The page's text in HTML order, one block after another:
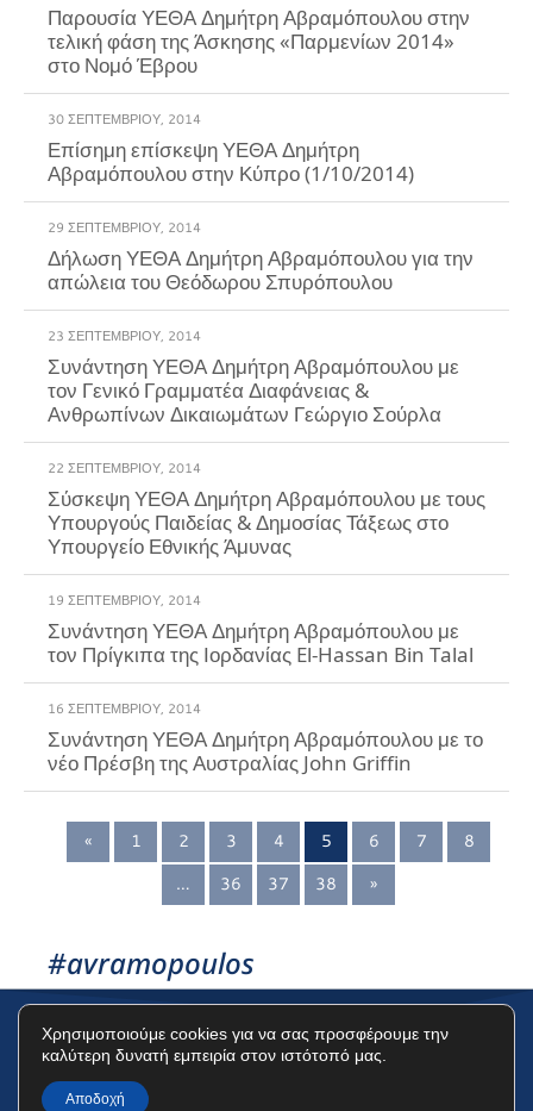
Παρουσία ΥΕΘΑ Δημήτρη Αβραμόπουλου στην
τελική φάση της Άσκησης «Παρμενίων 2014»
στο Νομό Έβρου
30 ΣΕΠΤΕΜΒΡΊΟΥ, 2014
Επίσημη επίσκεψη ΥΕΘΑ Δημήτρη
Αβραμόπουλου στην Κύπρο (1/10/2014)
29 ΣΕΠΤΕΜΒΡΊΟΥ, 2014
Δήλωση ΥΕΘΑ Δημήτρη Αβραμόπουλου για την
23 ΣΕΠΤΕΜΒΡΊΟΥ, 2014
Συνάντηση ΥΕΘΑ Δημήτρη Αβραμόπουλου με
τον Γενικό Γραμματέα Διαφάνειας &
Ανθρωπίνων Δικαιωμάτων Γεώργιο Σούρλα
22 ΣΕΠΤΕΜΒΡΊΟΥ, 2014
Σύσκεψη ΥΕΘΑ Δημήτρη Αβραμόπουλου με τους
Υπουργούς Παιδείας & Δημοσίας Τάξεως στο
Υπουργείο Εθνικής Άμυνας
19 ΣΕΠΤΕΜΒΡΊΟΥ, 2014
Συνάντηση ΥΕΘΑ Δημήτρη Αβραμόπουλου με
τον Πρίγκιπα της Ιορδανίας El-Hassan Bin Talal
16 ΣΕΠΤΕΜΒΡΊΟΥ, 2014
Συνάντηση ΥΕΘΑ Δημήτρη Αβραμόπουλου με το
νέο Πρέσβη της Αυστραλίας John Griffin
« 1 2 3 4 5 6 7
8
…
36 37 38 »
#avramopoulos
Όροι ΧρήσηςΠολιτική Προστασίας Δεδομένων
Χρησιμοποιούμε cookies για να σας προσφέρουμε την
καλύτερη δυνατή εμπειρία στον ιστότοπό μας.
Αποδοχή